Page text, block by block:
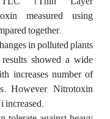
measured using
together.
in polluted plants
showed a wide
increases number of
However, Nitrotoxin
increased.